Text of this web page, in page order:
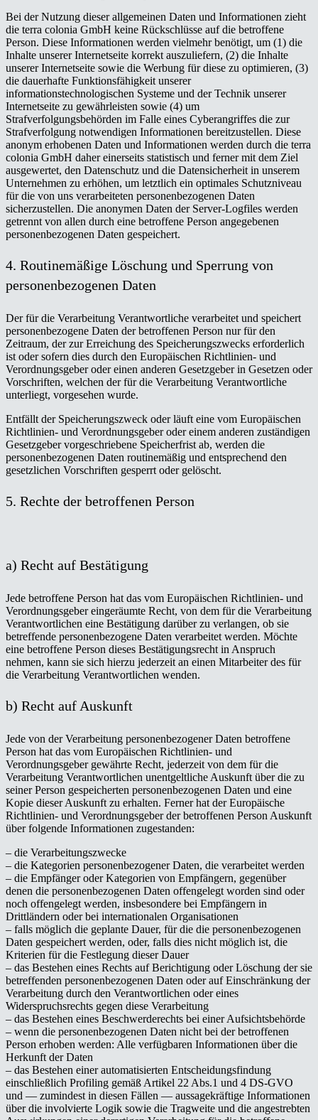
Bei der Nutzung dieser allgemeinen Daten und Informationen zieht
die terra colonia GmbH keine Rückschlüsse auf die betroffene
Person. Diese Informationen werden vielmehr benötigt, um (1) die
Inhalte unserer Internetseite korrekt auszuliefern, (2) die Inhalte
unserer Internetseite sowie die Werbung für diese zu optimieren, (3)
die dauerhafte Funktionsfähigkeit unserer
informationstechnologischen Systeme und der Technik unserer
Internetseite zu gewährleisten sowie (4) um
Strafverfolgungsbehörden im Falle eines Cyberangriffes die zur
Strafverfolgung notwendigen Informationen bereitzustellen. Diese
anonym erhobenen Daten und Informationen werden durch die terra
colonia GmbH daher einerseits statistisch und ferner mit dem Ziel
ausgewertet, den Datenschutz und die Datensicherheit in unserem
Unternehmen zu erhöhen, um letztlich ein optimales Schutzniveau
für die von uns verarbeiteten personenbezogenen Daten
sicherzustellen. Die anonymen Daten der Server-Logfiles werden
getrennt von allen durch eine betroffene Person angegebenen
personenbezogenen Daten gespeichert.
4. Routinemäßige Löschung und Sperrung von
personenbezogenen Daten
Der für die Verarbeitung Verantwortliche verarbeitet und speichert
personenbezogene Daten der betroffenen Person nur für den
Zeitraum, der zur Erreichung des Speicherungszwecks erforderlich
ist oder sofern dies durch den Europäischen Richtlinien- und
Verordnungsgeber oder einen anderen Gesetzgeber in Gesetzen oder
Vorschriften, welchen der für die Verarbeitung Verantwortliche
unterliegt, vorgesehen wurde.
Entfällt der Speicherungszweck oder läuft eine vom Europäischen
Richtlinien- und Verordnungsgeber oder einem anderen zuständigen
Gesetzgeber vorgeschriebene Speicherfrist ab, werden die
personenbezogenen Daten routinemäßig und entsprechend den
gesetzlichen Vorschriften gesperrt oder gelöscht.
5. Rechte der betroffenen Person
a) Recht auf Bestätigung
Jede betroffene Person hat das vom Europäischen Richtlinien- und
Verordnungsgeber eingeräumte Recht, von dem für die Verarbeitung
Verantwortlichen eine Bestätigung darüber zu verlangen, ob sie
betreffende personenbezogene Daten verarbeitet werden. Möchte
eine betroffene Person dieses Bestätigungsrecht in Anspruch
nehmen, kann sie sich hierzu jederzeit an einen Mitarbeiter des für
die Verarbeitung Verantwortlichen wenden.
b) Recht auf Auskunft
Jede von der Verarbeitung personenbezogener Daten betroffene
Person hat das vom Europäischen Richtlinien- und
Verordnungsgeber gewährte Recht, jederzeit von dem für die
Verarbeitung Verantwortlichen unentgeltliche Auskunft über die zu
seiner Person gespeicherten personenbezogenen Daten und eine
Kopie dieser Auskunft zu erhalten. Ferner hat der Europäische
Richtlinien- und Verordnungsgeber der betroffenen Person Auskunft
über folgende Informationen zugestanden:
– die Verarbeitungszwecke
– die Kategorien personenbezogener Daten, die verarbeitet werden
– die Empfänger oder Kategorien von Empfängern, gegenüber
denen die personenbezogenen Daten offengelegt worden sind oder
noch offengelegt werden, insbesondere bei Empfängern in
Drittländern oder bei internationalen Organisationen
– falls möglich die geplante Dauer, für die die personenbezogenen
Daten gespeichert werden, oder, falls dies nicht möglich ist, die
Kriterien für die Festlegung dieser Dauer
– das Bestehen eines Rechts auf Berichtigung oder Löschung der sie
betreffenden personenbezogenen Daten oder auf Einschränkung der
Verarbeitung durch den Verantwortlichen oder eines
Widerspruchsrechts gegen diese Verarbeitung
– das Bestehen eines Beschwerderechts bei einer Aufsichtsbehörde
– wenn die personenbezogenen Daten nicht bei der betroffenen
Person erhoben werden: Alle verfügbaren Informationen über die
Herkunft der Daten
– das Bestehen einer automatisierten Entscheidungsfindung
einschließlich Profiling gemäß Artikel 22 Abs.1 und 4 DS-GVO
und — zumindest in diesen Fällen — aussagekräftige Informationen
über die involvierte Logik sowie die Tragweite und die angestrebten